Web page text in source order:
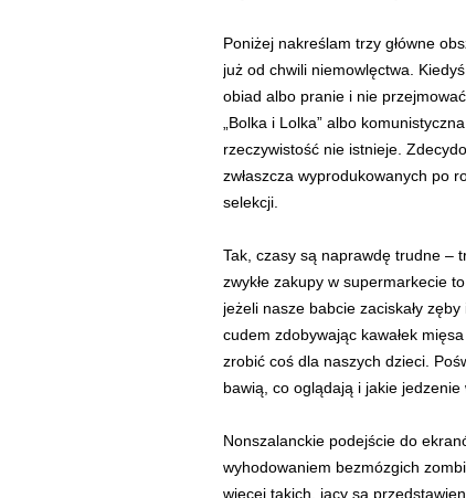
Poniżej nakreślam trzy główne
już od chwili niemowlęctwa.
obiad albo pranie i nie
„Bolka i Lolka” albo
rzeczywistość nie istnieje.
zwłaszcza wyprodukowanych po
selekcji.
Tak, czasy są naprawdę trudne –
zwykłe zakupy w supermarkecie
jeżeli nasze babcie zaciskały
cudem zdobywając kawałek
zrobić coś dla naszych dzieci.
bawią, co oglądają i jakie jedzenie
Nonszalanckie podejście do
wyhodowaniem bezmózgich
więcej takich, jacy są